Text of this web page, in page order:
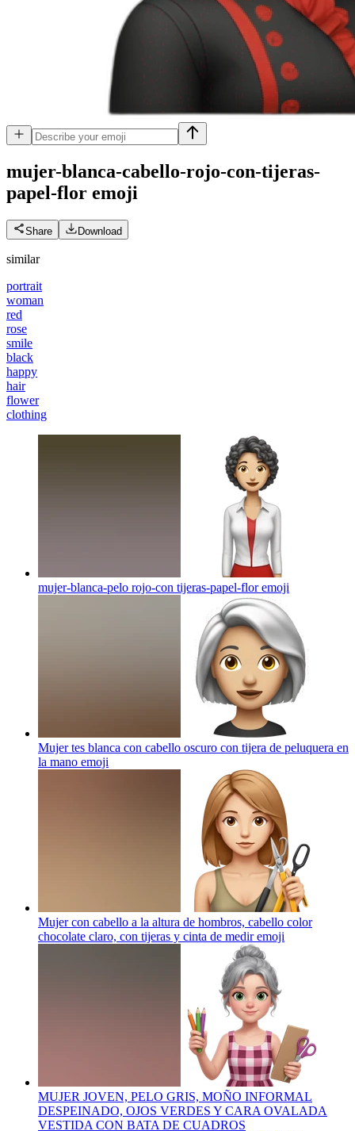
mujer-blanca-cabello-rojo-con-tijeras-
papel-flor emoji
Share Download
similar
portrait
woman
red
rose
smile
black
happy
hair
flower
clothing
mujer-blanca-pelo rojo-con tijeras-papel-floremoji
Mujer tes blanca con cabello oscuro con tijera de peluquera en
la mano emoji
Mujer con cabello a la altura de hombros, cabello color
chocolate claro, con tijeras y cinta de mediremoji
MUJER JOVEN, PELO GRIS, MOÑO INFORMAL
DESPEINADO, OJOS VERDES Y CARA OVALADA
VESTIDA CON BATA DE CUADROS